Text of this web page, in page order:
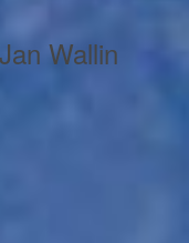
Wallin